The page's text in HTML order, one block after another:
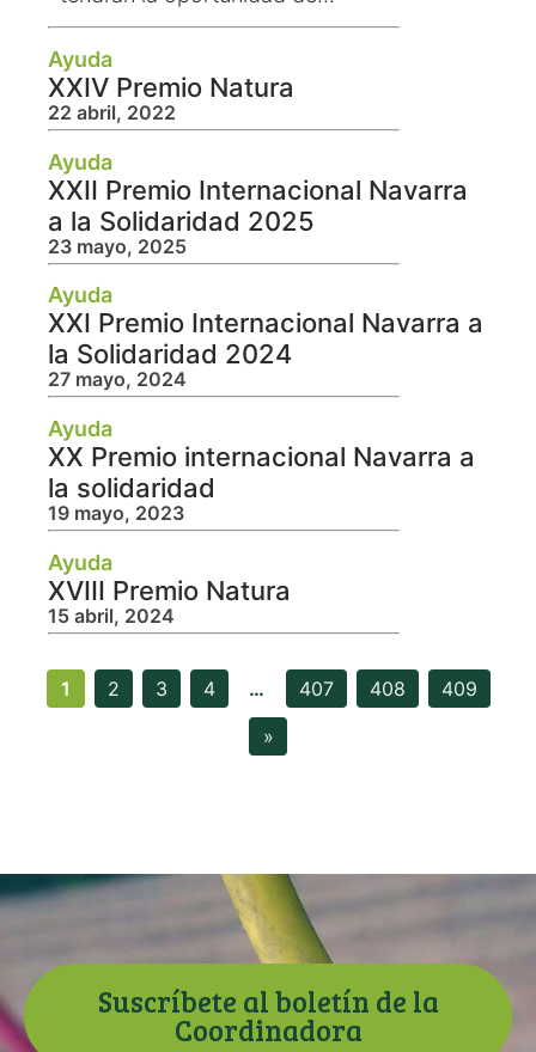
Ayuda
XXIV Premio Natura
22 abril, 2022
Ayuda
XXII Premio Internacional Navarra
a la Solidaridad 2025
23 mayo, 2025
Ayuda
XXI Premio Internacional Navarra a
la Solidaridad 2024
27 mayo, 2024
Ayuda
XX Premio internacional Navarra a
la solidaridad
19 mayo, 2023
Ayuda
XVIII Premio Natura
15 abril, 2024
1 2 3 4 … 407 408
409
»
Suscríbete al boletín de la
Coordinadora